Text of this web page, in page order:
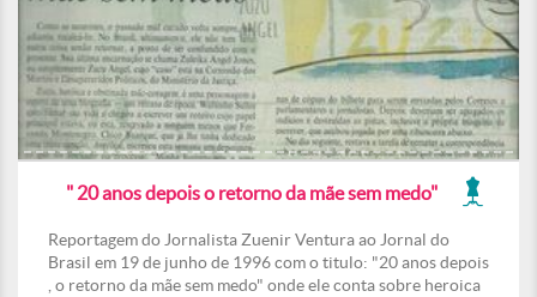
" 20 anos depois o retorno da mãe sem medo"
Reportagem do Jornalista Zuenir Ventura ao Jornal do
Brasil em 19 de junho de 1996 com o titulo: "20 anos depois
, o retorno da mãe sem medo" onde ele conta sobre heroica